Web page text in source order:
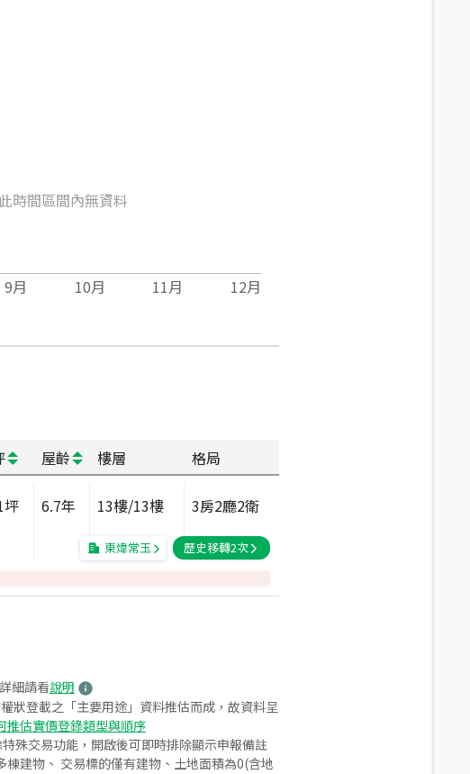
此時間區間內無資料
9月 10月 11月 12月
屋齡 樓層 格局
坪 6.7年 13樓/13樓 3房2廳2衛
東煒常玉 歷史移轉2次
細請看說明
狀登載之「主要用途」資料推估而成，故資料呈
推估實價登錄類型與順序
殊交易功能，開啟後可即時排除顯示申報備註
建物、 交易標的僅有建物、土地面積為0(含地